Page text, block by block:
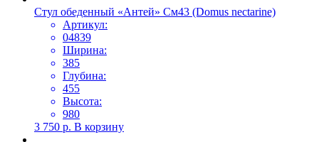
Стул обеденный «Антей» См43 (Domus nectarine)
Артикул:
04839
Ширина:
385
Глубина:
455
Высота:
980
3 750 р. В корзину